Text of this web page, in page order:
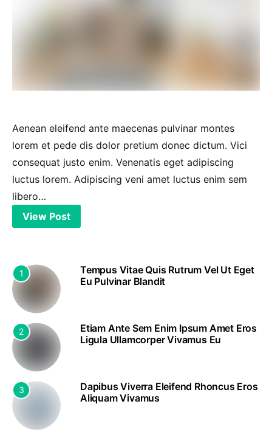
Aenean eleifend ante maecenas pulvinar montes
lorem et pede dis dolor pretium donec dictum. Vici
consequat justo enim. Venenatis eget adipiscing
luctus lorem. Adipiscing veni amet luctus enim sem
libero…
View Post
1
Tempus Vitae Quis Rutrum Vel Ut Eget
Eu Pulvinar Blandit
2
Etiam Ante Sem Enim Ipsum Amet Eros
Ligula Ullamcorper Vivamus Eu
3
Dapibus Viverra Eleifend Rhoncus Eros
Aliquam Vivamus